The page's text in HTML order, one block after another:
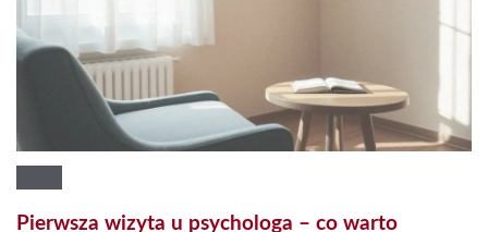
Pierwsza wizyta u psychologa – co warto